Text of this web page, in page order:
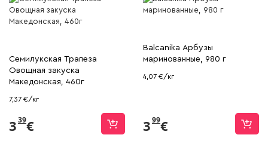
Семилукская Трапеза
Овощная закуска
Македонская, 460г
7,37 €/кг
339€
Balcanika Арбузы
маринованные, 980 г
4,07 €/кг
399€